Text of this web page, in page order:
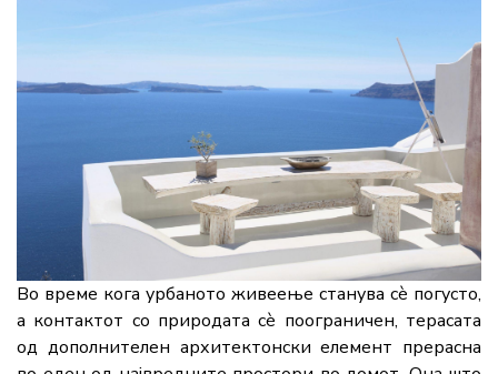
Во време кога урбаното живеење станува сè погусто,
а контактот со природата сè поограничен, терасата
од дополнителен архитектонски елемент прерасна